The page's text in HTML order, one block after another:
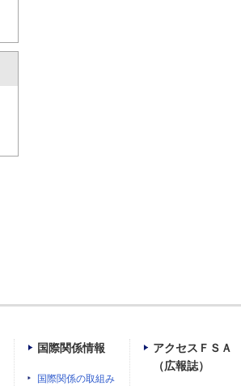
国際関係情報
国際関係の取組み
アクセスＦＳＡ
（広報誌）